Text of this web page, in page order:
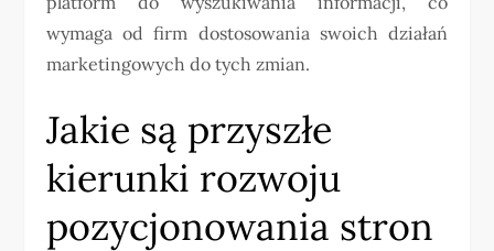
wymaga od firm dostosowania swoich działań
marketingowych do tych zmian.
Jakie są przyszłe
kierunki rozwoju
pozycjonowania stron